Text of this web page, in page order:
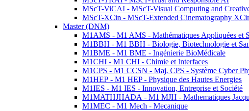
MScT-ViCAI - MScT-Visual Computing and
MScT-XCin - MScT-Extended Cinematography
Master (DNM)
M1AMS - M1 AMS - Mathématiques Appliquées et
M1BBH - M1 BBH - Biologie, Biotechnologie et
M1BME - M1 BME - Ingénierie BioMédicale
M1CHI - M1 CHI - Chimie et Interfaces
M1CPS - M1 CCSN - Maj. CPS - Système Cyber
M1HEP - M1 HEP - Physique des Hautes Energies
M1IES - M1 IES - Innovation, Entreprise et Société
M1MATHJHADA - M1 MJH - Mathematiques
M1MEC - M1 Mech - Mecanique